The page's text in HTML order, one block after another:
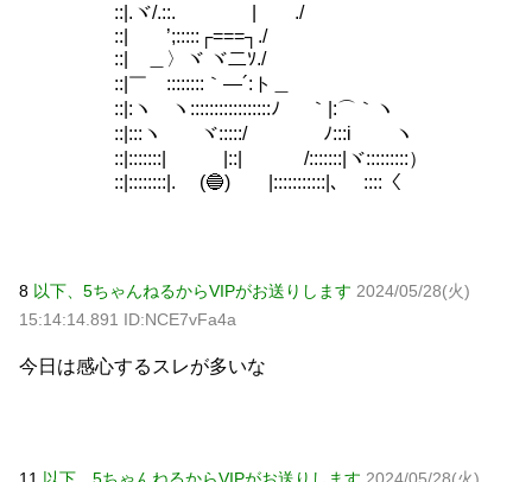
::|.ヾ/.::. | ./
::| ’;:::::┌===┐./
::| ＿〉ヾ ヾ二ｿ./
::|￣ゝ::::::::｀—´:ト＿
::|:ヽ ヽ:::::::::::::::::ﾉ ｀|:⌒｀ヽ
::|:::ヽ ヾ:::::/ ﾉ:::i ヽ
::|:::::::| |::| /:::::::|ヾ:::::::::）
::|::::::::|. (🔵) |:::::::::::|､ ::::〈
8 以下、5ちゃんねるからVIPがお送りします 2024/05/28(火)
15:14:14.891 ID:NCE7vFa4a
今日は感心するスレが多いな